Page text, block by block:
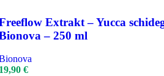
Extrakt – Yucca
– 250 ml
€